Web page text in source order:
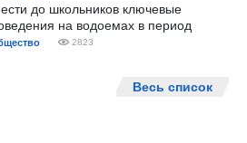
до школьников ключевые
на водоемах в период
2823
Весь список